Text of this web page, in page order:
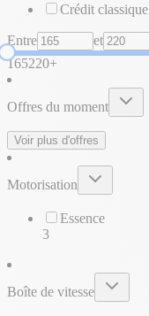
Crédit classique
Entre et
165220+
Offres du moment
Voir plus d'offres
Motorisation
Essence
3
Boîte de vitesse